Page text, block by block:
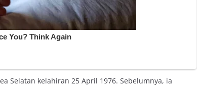
Selatan kelahiran 25 April 1976. Sebelumnya, ia